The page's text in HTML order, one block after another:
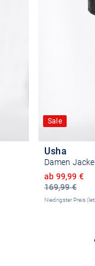
Sale
Usha
Damen Jacke
169,99 €
Ermäßigter
ab 99,99 €
Niedrigster Preis